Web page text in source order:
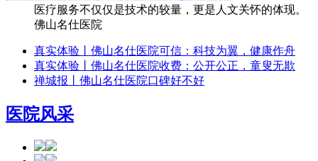
医疗服务不仅仅是技术的较量，更是人文关怀的体现。
佛山名仕医院
真实体验丨佛山名仕医院可信：科技为翼，健康作舟
真实体验丨佛山名仕医院收费：公开公正，童叟无欺
禅城报丨佛山名仕医院口碑好不好
医院风采